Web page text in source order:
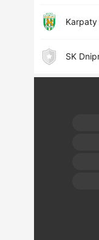
Karpaty
SK